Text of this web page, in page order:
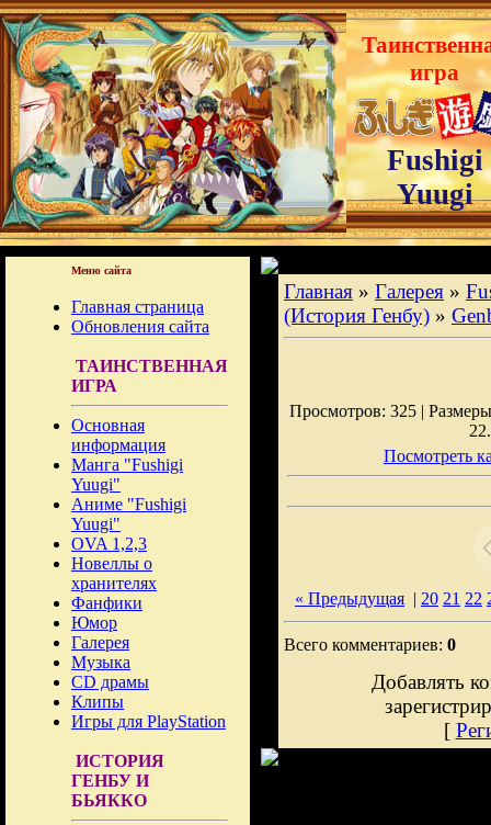
игра
Fushigi
Yuugi
Меню сайта
Главная страница
Обновления сайта
ТАИНСТВЕННАЯ
ИГРА
Основная
информация
Манга "Fushigi
Yuugi"
Аниме "Fushigi
Yuugi"
OVA 1,2,3
Новеллы о
хранителях
Фанфики
Юмор
Галерея
Музыка
CD драмы
Клипы
Игры для PlayStation
ИСТОРИЯ
ГЕНБУ И
БЬЯККО
Главная » Галерея »
(История Генбу) »
Просмотров: 325 |
Посмотреть
« Предыдущая | 20 21 22
Всего комментариев: 0
Добавлять
[